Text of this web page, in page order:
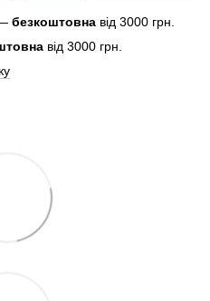
безкоштовна від 3000 грн.
від 3000 грн.